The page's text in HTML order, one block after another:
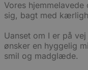
Vores
sig, bagt med
Uanset om I er på
ønsker en hyggelig
smil og madglæde.